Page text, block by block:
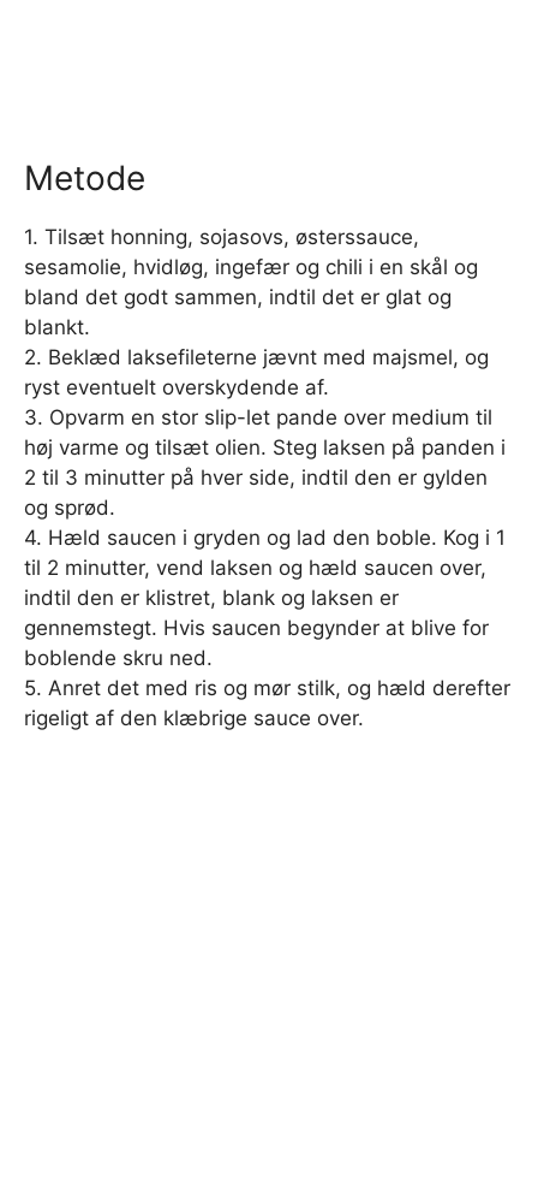
Metode
1. Tilsæt honning, sojasovs, østerssauce,
sesamolie, hvidløg, ingefær og chili i en skål og
bland det godt sammen, indtil det er glat og
blankt.
2. Beklæd laksefileterne jævnt med majsmel, og
ryst eventuelt overskydende af.
3. Opvarm en stor slip-let pande over medium til
høj varme og tilsæt olien. Steg laksen på panden i
2 til 3 minutter på hver side, indtil den er gylden
og sprød.
4. Hæld saucen i gryden og lad den boble. Kog i 1
til 2 minutter, vend laksen og hæld saucen over,
indtil den er klistret, blank og laksen er
gennemstegt. Hvis saucen begynder at blive for
boblende skru ned.
5. Anret det med ris og mør stilk, og hæld derefter
rigeligt af den klæbrige sauce over.